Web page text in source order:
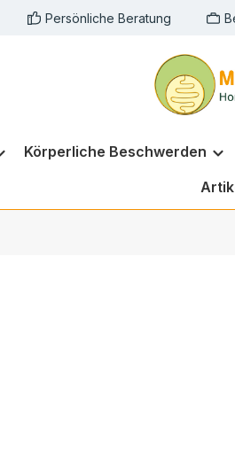
Persönliche Beratung
Körperliche Beschwerden